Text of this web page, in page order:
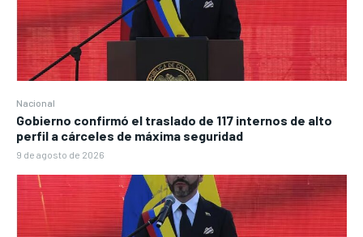
Nacional
Gobierno confirmó el traslado de 117 internos de alto
perfil a cárceles de máxima seguridad
9 de agosto de 2026